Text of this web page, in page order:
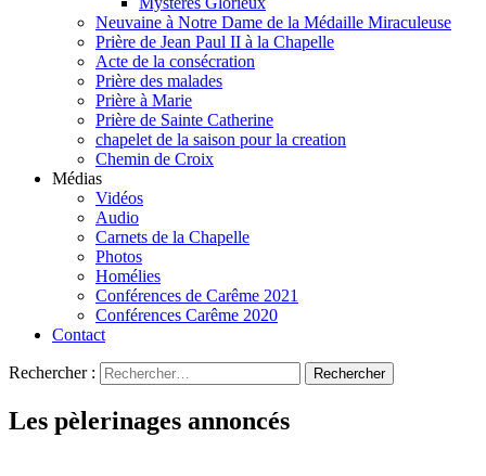
Neuvaine à Notre Dame de la Médaille Miraculeuse
Prière de Jean Paul II à la Chapelle
Acte de la consécration
Prière des malades
Prière à Marie
Prière de Sainte Catherine
chapelet de la saison pour la creation
Chemin de Croix
Médias
Vidéos
Audio
Carnets de la Chapelle
Photos
Homélies
Conférences de Carême 2021
Conférences Carême 2020
Contact
Rechercher :
Les pèlerinages annoncés